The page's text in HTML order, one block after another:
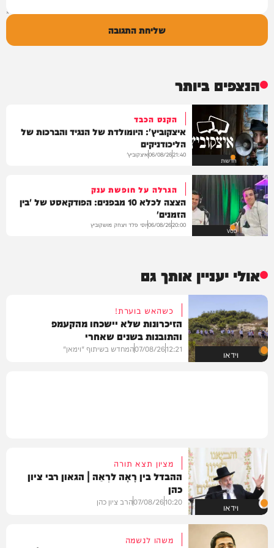
שליחת התגובה
הנצפים ביותר
חדשות
הקנס הכבד
איצקוביץ': היומולדת של הנגיד והברכות של
הליכודניקים
21:40
06/08/26איצקוביץ'
VOD
הגרלה על חופשת ענק
הצצה לכלא 10 מבפנים: הפודקאסט של 'בין
הזמנים'
20:00
06/08/26יוסי פלד ויצחק מושקוביץ
אולי יעניין אותך גם
וידאו
כשהאש בוערת!
הזיכרונות שלא יישכחו מהקעמפ
והתובנות בשנים שאחרי
12:21
07/08/26המחדש בשיתוף "וימאן"
וידאו
מציון תצא תורה
ההבדל בין רָאָה לרְאֵה | הגאון רבי ציון
כהן
10:20
07/08/26הרב ציון כהן
משהו לנשמה